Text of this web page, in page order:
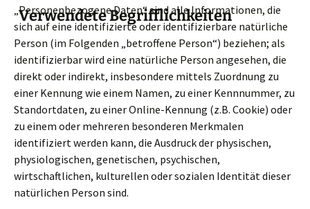
Verwendete Begrifflichkeiten
„Personenbezogene Daten“ sind alle Informationen, die
sich auf eine identifizierte oder identifizierbare natürliche
Person (im Folgenden „betroffene Person“) beziehen; als
identifizierbar wird eine natürliche Person angesehen, die
direkt oder indirekt, insbesondere mittels Zuordnung zu
einer Kennung wie einem Namen, zu einer Kennnummer, zu
Standortdaten, zu einer Online-Kennung (z.B. Cookie) oder
zu einem oder mehreren besonderen Merkmalen
identifiziert werden kann, die Ausdruck der physischen,
physiologischen, genetischen, psychischen,
wirtschaftlichen, kulturellen oder sozialen Identität dieser
natürlichen Person sind.